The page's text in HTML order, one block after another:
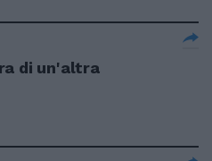
di un'altra